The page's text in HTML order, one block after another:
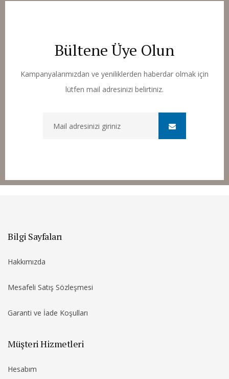
Bültene Üye Olun
Kampanyalarımızdan ve yeniliklerden haberdar olmak için
lütfen mail adresinizi belirtiniz.
Bilgi Sayfaları
Hakkımızda
Mesafeli Satış Sözleşmesi
Garanti ve İade Koşulları
Müşteri Hizmetleri
Hesabım